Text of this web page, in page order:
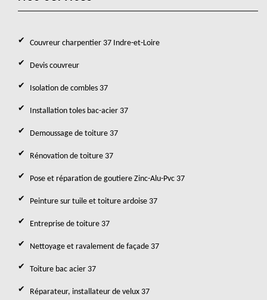
Couvreur charpentier 37 Indre-et-Loire
Devis couvreur
Isolation de combles 37
Installation toles bac-acier 37
Demoussage de toiture 37
Rénovation de toiture 37
Pose et réparation de goutiere Zinc-Alu-Pvc 37
Peinture sur tuile et toiture ardoise 37
Entreprise de toiture 37
Nettoyage et ravalement de façade 37
Toiture bac acier 37
Réparateur, installateur de velux 37